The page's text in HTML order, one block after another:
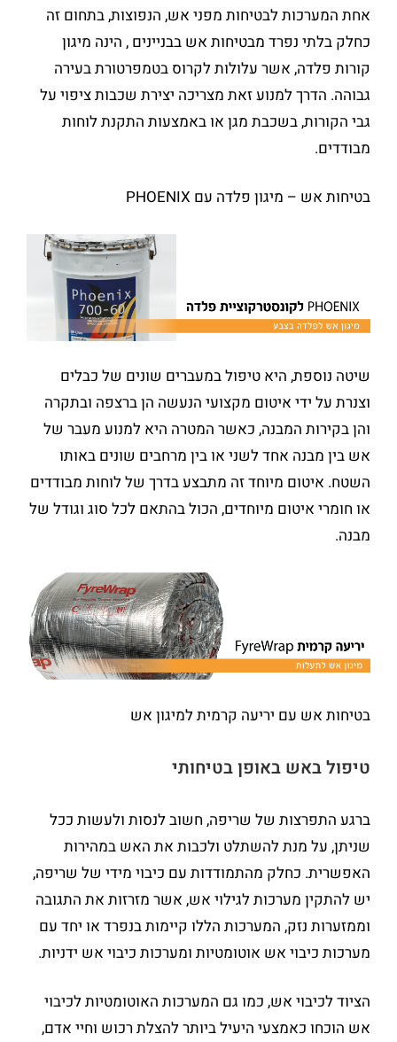
אחת המערכות לבטיחות מפני אש, הנפוצות, בתחום זה
כחלק בלתי נפרד מבטיחות אש בבניינים , הינה מיגון
קורות פלדה, אשר עלולות לקרוס בטמפרטורת בעירה
גבוהה. הדרך למנוע זאת מצריכה יצירת שכבות ציפוי על
גבי הקורות, בשכבת מגן או באמצעות התקנת לוחות
מבודדים.
בטיחות אש – מיגון פלדה עם PHOENIX
שיטה נוספת, היא טיפול במעברים שונים של כבלים
וצנרת על ידי איטום מקצועי הנעשה הן ברצפה ובתקרה
והן בקירות המבנה, כאשר המטרה היא למנוע מעבר של
אש בין מבנה אחד לשני או בין מרחבים שונים באותו
השטח. איטום מיוחד זה מתבצע בדרך של לוחות מבודדים
או חומרי איטום מיוחדים, הכול בהתאם לכל סוג וגודל של
מבנה.
בטיחות אש עם יריעה קרמית למיגון אש
טיפול באש באופן בטיחותי
ברגע התפרצות של שריפה, חשוב לנסות ולעשות ככל
שניתן, על מנת להשתלט ולכבות את האש במהירות
האפשרית. כחלק מהתמודדות עם כיבוי מידי של שריפה,
יש להתקין מערכות לגילוי אש, אשר מזרזות את התגובה
וממזערות נזק, המערכות הללו קיימות בנפרד או יחד עם
מערכות כיבוי אש אוטומטיות ומערכות כיבוי אש ידניות.
הציוד לכיבוי אש, כמו גם המערכות האוטומטיות לכיבוי
אש הוכחו כאמצעי היעיל ביותר להצלת רכוש וחיי אדם,